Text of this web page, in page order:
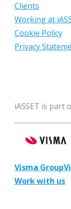
Clients
Working at
Cookie Policy
Privacy
iASSET is part
Visma Group
Work with us